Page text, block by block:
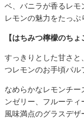
ベ、バニラが香るレモ
レモンの魅力をたっぷ
【はちみつ檸檬のち
すっきりとした甘さ
つレモンのお手頃パル
なめらかなレモンチ
ンゼリー、フルーティ
風味満点のグラスデザ